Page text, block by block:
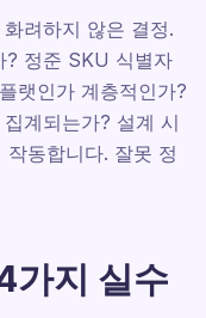
려하지 않은 결정.
? 정준 SKU 식별자
랫인가 계층적인가?
계되는가? 설계 시
동합니다. 잘못 정
가지 실수